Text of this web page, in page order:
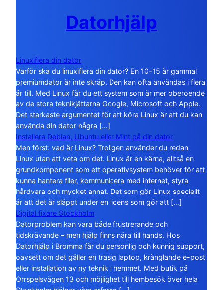
Datorhjälp
Linuxifiera din dator
Varför ska du linuxifiera din dator? En 10–15 år gammal
premiumdator är inte skräp. Den kan ofta användas i flera
år till. Med Linux får du ett system som är mer oberoende
av de stora teknikjättarna Google, Microsoft och Apple.
Det starkaste argumentet för att köra Linux är att du kan
använda din dator några […]
Installera Debian, Ubuntu eller Mint på din dator
Men först: vad är Linux? Troligen använder du redan
Linux utan att veta om det. Linux är en kärna, alltså en
grundkomponent som ett operativsystem behöver för att
kunna hantera filer, kommunicera med internet, styra
hårdvara och mycket annat. Det som gör Linux speciellt
är att det är släppt under en licens som gör att […]
Digital fixare Stockholm
Datorproblem kan vara både frustrerande och
tidskrävande – men hjälp finns nära till hands. Hos
Datorhjälp i Bromma får du personlig och kunnig support,
oavsett om det gäller en trasig laptop, krånglande e-post
eller installation av ny teknik i hemmet. Med butik på
Orrspelsvägen 13 och möjlighet till hembesök över hela